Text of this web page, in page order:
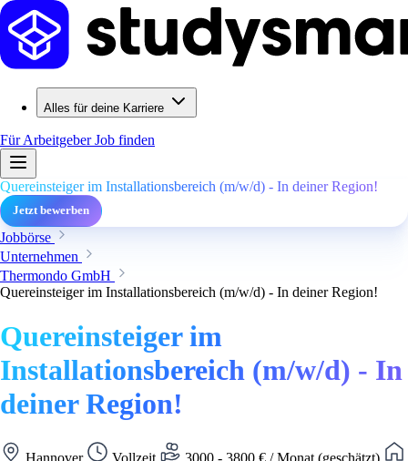
Alles für deine Karriere
Für ArbeitgeberJob finden
Quereinsteiger im Installationsbereich (m/w/d) - In deiner Region!
Jetzt bewerben
Jobbörse
Unternehmen
Thermondo GmbH
Quereinsteiger im Installationsbereich (m/w/d) - In deiner Region!
Quereinsteiger im
Installationsbereich (m/w/d) - In
deiner Region!
Hannover Vollzeit
3000 - 3800 € / Monat (geschätzt)